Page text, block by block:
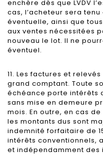
enchère dès que LVDV
cas, l’acheteur sera
éventuelle, ainsi que
aux ventes nécessitées
nouveau le lot. Il ne
éventuel.
11. Les factures et
grand comptant. Toute
échéance porte intérêts
sans mise en demeure
mois. En outre, en cas
les montants dus sont
indemnité forfaitaire de
intérêts conventionnels,
et indépendamment des